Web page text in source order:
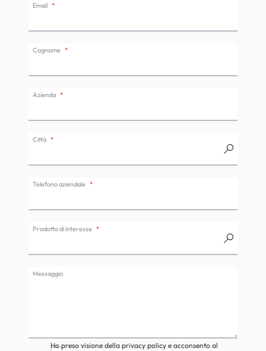
Email
Cognome
Azienda
Città
Telefono aziendale
Prodotto di interesse
Messaggio
Ho preso visione della privacy policy e acconsento al